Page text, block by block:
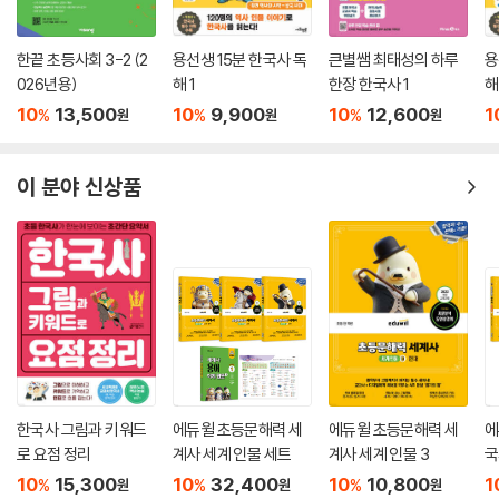
한끝 초등사회 3-2 (2
026년용)
10% 13,500원
용선생 15분 한국사 독
해 1
10% 9,900원
큰별쌤 최태성의 하루
한장 한국사 1
10% 12,600원
이 분야 신상품
한국사 그림과 키워드
로 요점 정리
10% 15,300원
에듀윌 초등문해력 세
계사 세계 인물 세트
10% 32,400원
에듀윌 초등문해력 세
계사 세계 인물 3
10% 10,800원